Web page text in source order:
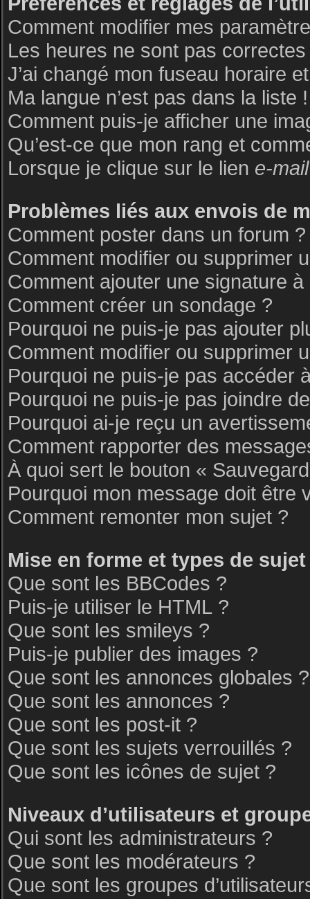
Comment modifier mes
Les heures ne sont pas correctes
J’ai changé mon fuseau horaire
Ma langue n’est pas dans la liste !
Comment puis-je afficher une
Qu’est-ce que mon rang et
Lorsque je clique sur le lien e-mail
Problèmes liés aux envois de
Comment poster dans un forum ?
Comment modifier ou supprimer
Comment ajouter une signature
Comment créer un sondage ?
Pourquoi ne puis-je pas ajouter
Comment modifier ou supprimer
Pourquoi ne puis-je pas accéder
Pourquoi ne puis-je pas joindre
Pourquoi ai-je reçu un
Comment rapporter des
À quoi sert le bouton «
Pourquoi mon message doit être
Comment remonter mon sujet ?
Mise en forme et types de sujet
Que sont les BBCodes ?
Puis-je utiliser le HTML ?
Que sont les smileys ?
Puis-je publier des images ?
Que sont les annonces globales ?
Que sont les annonces ?
Que sont les post-it ?
Que sont les sujets verrouillés ?
Que sont les icônes de sujet ?
Niveaux d’utilisateurs et
Qui sont les administrateurs ?
Que sont les modérateurs ?
Que sont les groupes